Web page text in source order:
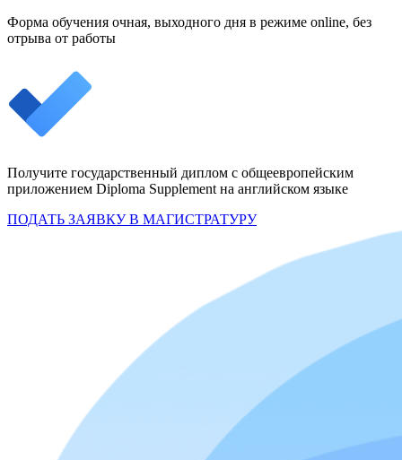
Форма обучения очная, выходного дня в режиме online, без
отрыва от работы
Получите государственный диплом с общеевропейским
приложением Diploma Supplement на английском языке
ПОДАТЬ ЗАЯВКУ В МАГИСТРАТУРУ